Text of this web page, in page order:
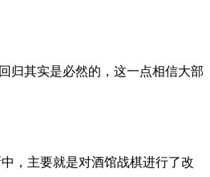
归其实是必然的，这一点相信大部
，主要就是对酒馆战棋进行了改